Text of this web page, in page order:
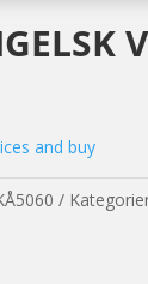
and buy